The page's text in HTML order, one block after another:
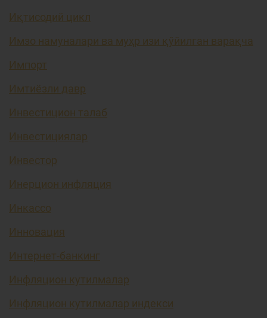
Иқтисодий цикл
Имзо намуналари ва муҳр изи қўйилган варақча
Импорт
Имтиёзли давр
Инвестицион талаб
Инвестициялар
Инвестор
Инерцион инфляция
Инкассо
Инновация
Интернет-банкинг
Инфляцион кутилмалар
Инфляцион кутилмалар индекси